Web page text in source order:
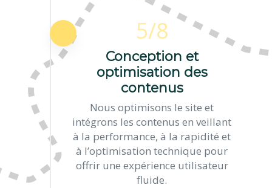
5/8
Conception et
optimisation des
contenus
Nous optimisons le site et
intégrons les contenus en veillant
à la performance, à la rapidité et
à l’optimisation technique pour
offrir une expérience utilisateur
fluide.